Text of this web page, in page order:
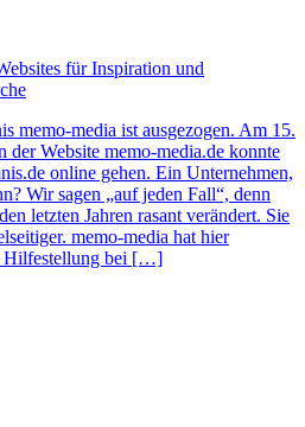
für Inspiration und
memo-media ist ausgezogen. Am 15.
der Website memo-media.de konnte
online gehen. Ein Unternehmen,
Wir sagen „auf jeden Fall“, denn
letzten Jahren rasant verändert. Sie
memo-media hat hier
Hilfestellung bei […]